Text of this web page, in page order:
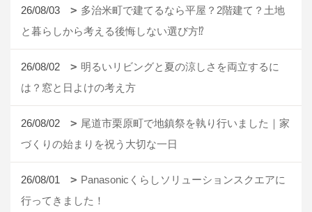
26/08/03
多治米町で建てるなら平屋？2階建て？土地
と暮らしから考える後悔しない選び方⁉
26/08/02
明るいリビングと夏の涼しさを両立するに
は？窓と日よけの考え方
26/08/02
尾道市栗原町で地鎮祭を執り行いました｜家
づくりの始まりを祝う大切な一日
26/08/01
Panasonicくらしソリューションスクエアに
行ってきました！